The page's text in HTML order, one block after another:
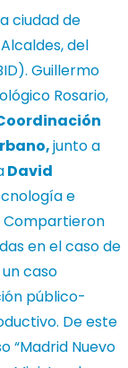
ciudad de
del
Guillermo
Rosario,
junto a
David
e
Compartieron
en el caso de
caso
público-
De este
“Madrid Nuevo